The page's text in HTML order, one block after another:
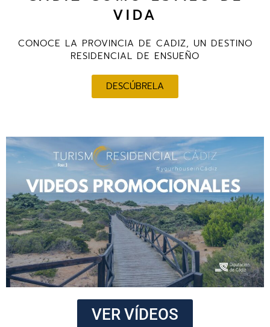
VIDA
CONOCE LA PROVINCIA DE CADIZ, UN DESTINO
RESIDENCIAL DE ENSUEÑO
DESCÚBRELA
VER VÍDEOS